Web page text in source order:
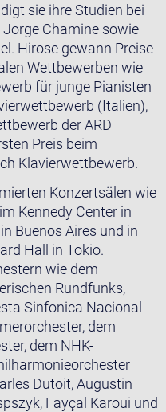
sie ihre Studien bei
Chamine sowie
Hirose gewann Preise
Wettbewerben wie
für junge Pianisten
(Italien),
der ARD
Preis beim
Klavierwettbewerb.
Konzertsälen wie
Kennedy Center in
Buenos Aires und in
Hall in Tokio.
wie dem
Rundfunks,
Sinfonica Nacional
dem
dem NHK-
Dutoit, Augustin
Fayçal Karoui und